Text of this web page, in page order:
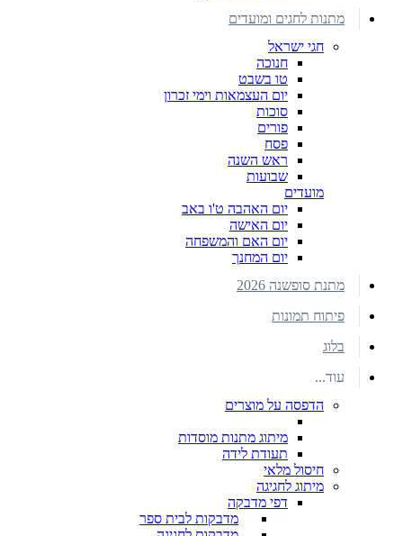
מתנות לחגים ומועדים
חגי ישראל
חנוכה
טו בשבט
יום העצמאות וימי זכרון
סוכות
פורים
פסח
ראש השנה
שבועות
מועדים
יום האהבה ט'ו באב
יום האישה
יום האם והמשפחה
יום המחנך
מתנת סופשנה 2026
פיתוח תמונות
בלוג
עוד...
הדפסה על מוצרים
מיתוג מתנות מוסדות
תעודת לידה
חיסול מלאי
מיתוג לחגיגה
דפי מדבקה
מדבקות לבית ספר